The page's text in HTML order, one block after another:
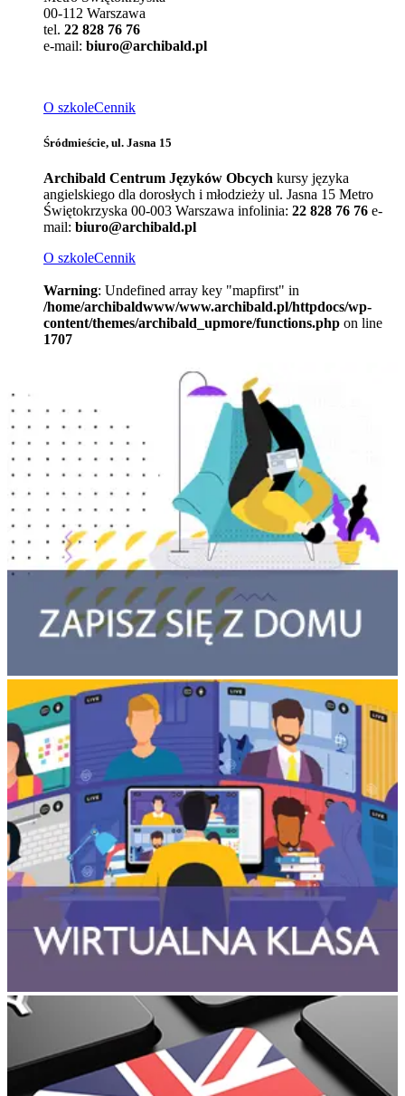
00-112 Warszawa
tel. 22 828 76 76
e-mail: biuro@archibald.pl
O szkoleCennik
Śródmieście, ul. Jasna 15
Archibald Centrum Języków Obcych kursy języka
angielskiego dla dorosłych i młodzieży ul. Jasna 15 Metro
Świętokrzyska 00-003 Warszawa infolinia: 22 828 76 76 e-
mail: biuro@archibald.pl
O szkoleCennik
Warning: Undefined array key "mapfirst" in
/home/archibaldwww/www.archibald.pl/httpdocs/wp-
content/themes/archibald_upmore/functions.php on line
1707